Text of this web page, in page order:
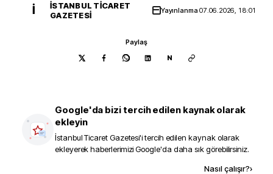
İ
İSTANBUL TICARET
GAZETESI
Yayınlanma07.06.2026, 18:01
Paylaş
N
Google'da bizi tercih edilen kaynak olarak
ekleyin
İstanbul Ticaret Gazetesi'i tercih edilen kaynak olarak
ekleyerek haberlerimizi Google'da daha sık görebilirsiniz.
Nasıl çalışır?›